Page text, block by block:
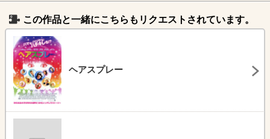
この作品と一緒にこちらもリクエストされています。
ヘアスプレー